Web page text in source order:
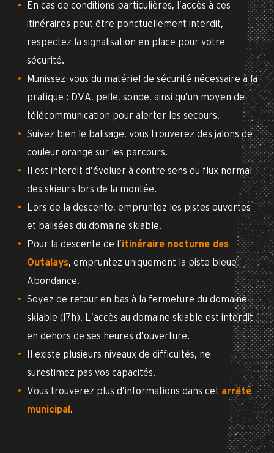
En cas de conditions particulières, l’accès à ces
itinéraires peut être ponctuellement interdit,
respectez la signalisation en place pour votre
sécurité.
Munissez-vous du matériel de sécurité nécessaire à la
pratique : DVA, pelle, sonde, ainsi qu’un moyen de
télécommunication pour alerter les secours.
Suivez bien le balisage, vous trouverez des jalons de
couleur orange sur les parcours.
Il est interdit d’évoluer à contre sens du flux normal
des skieurs lors de la montée.
Lors de la descente, empruntez les pistes ouvertes
et balisées du domaine skiable.
Pour la descente de l’itinéraire nocturne des
Outalays, empruntez uniquement la piste bleue
Abondance.
Soyez de retour en bas à la fermeture du domaine
skiable (17h). L’accès au domaine skiable est interdit
en dehors de ses heures d’ouverture.
Il existe plusieurs niveaux de difficultés, ne
surestimez pas vos capacités.
Vous trouverez plus d’informations dans cet arrêté
municipal .